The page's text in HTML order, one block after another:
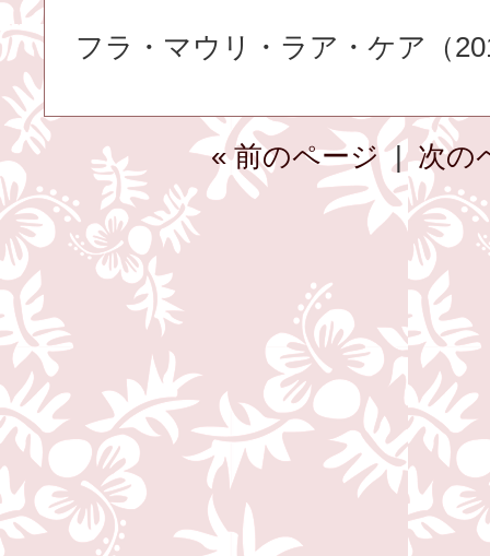
フラ・マウリ・ラア・ケア（
« 前のページ|次の